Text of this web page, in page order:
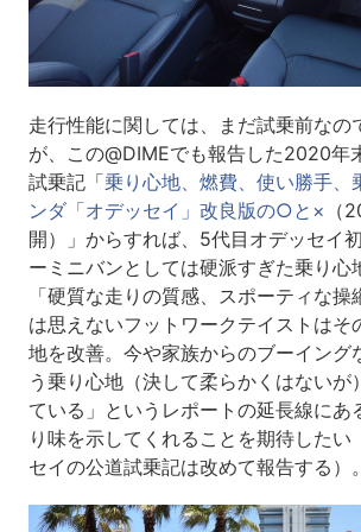
走行性能に関しては、まだ試乗前なの
が、この@DIMEでも報告した2020年
試乗記「乗り心地、燃費、使い勝手、
ンダ「オデッセイ」改良版の○と× （
開）」からすれば、5代目オデッセイ
ーミニバンとしては硬派すぎた乗り心
「硬質な走りの質感、スポーティな操
は思えないフットワークテイストはそ
地を改善。今や家族からのブーイング
う乗り心地（決して柔らかくはないが
ている」というレポートの延長線にあ
り味を示してくれることを期待したい
セイの公道試乗記は改めて報告する）。